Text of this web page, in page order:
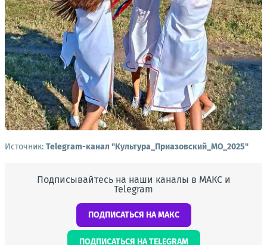
Источник: Telegram-канал "Культура_Приазовский_МО_2025"
Подписывайтесь на наши каналы в МАКС и
Telegram
ПОДПИСАТЬСЯ НА МАКС
ПОДПИСАТЬСЯ НА TELEGRAM